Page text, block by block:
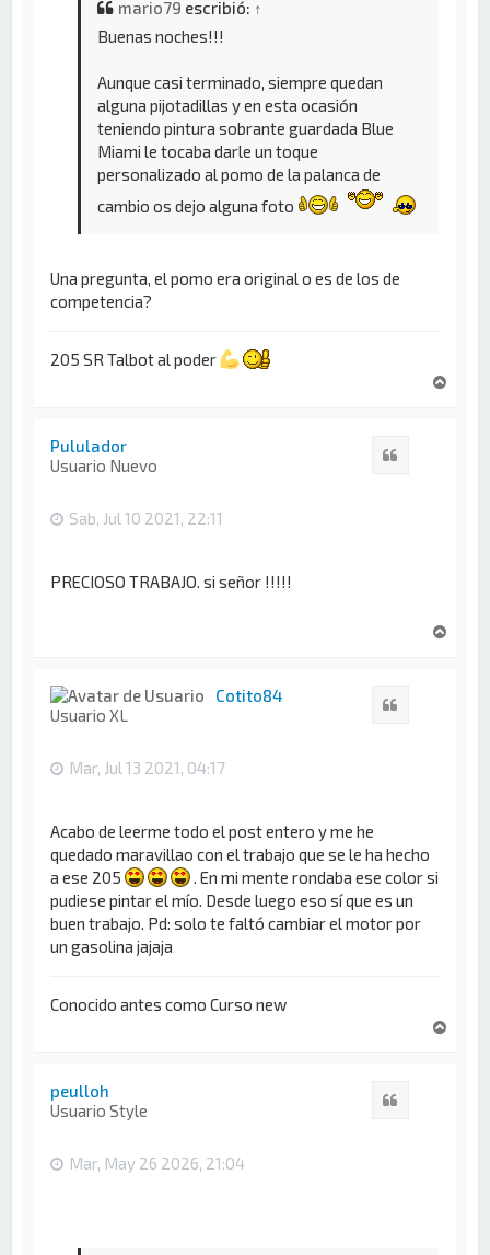
mario79 escribió: ↑
Buenas noches!!!
Aunque casi terminado, siempre quedan
alguna pijotadillas y en esta ocasión
teniendo pintura sobrante guardada Blue
Miami le tocaba darle un toque
personalizado al pomo de la palanca de
cambio os dejo alguna foto
Una pregunta, el pomo era original o es de los de
competencia?
205 SR Talbot al poder
Pululador
Usuario Nuevo
Sab, Jul 10 2021, 22:11
PRECIOSO TRABAJO. si señor !!!!!
Cotito84
Usuario XL
Mar, Jul 13 2021, 04:17
Acabo de leerme todo el post entero y me he
quedado maravillao con el trabajo que se le ha hecho
a ese 205
. En mi mente rondaba ese color si
pudiese pintar el mío. Desde luego eso sí que es un
buen trabajo. Pd: solo te faltó cambiar el motor por
un gasolina jajaja
Conocido antes como Curso new
peulloh
Usuario Style
Mar, May 26 2026, 21:04